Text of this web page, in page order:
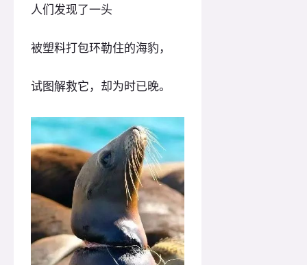
人们发现了一头
被塑料打包环勒住的海豹，
试图解救它，却为时已晚。